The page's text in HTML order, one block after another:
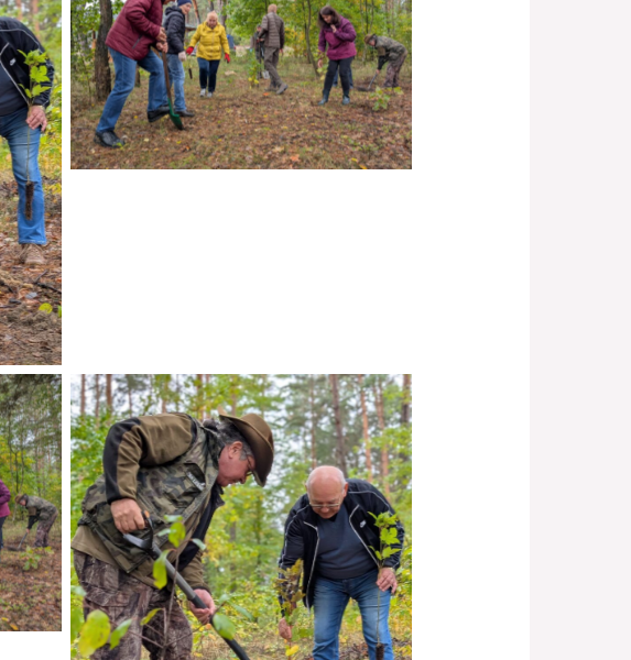
Brak podpisu
Brak podpisu